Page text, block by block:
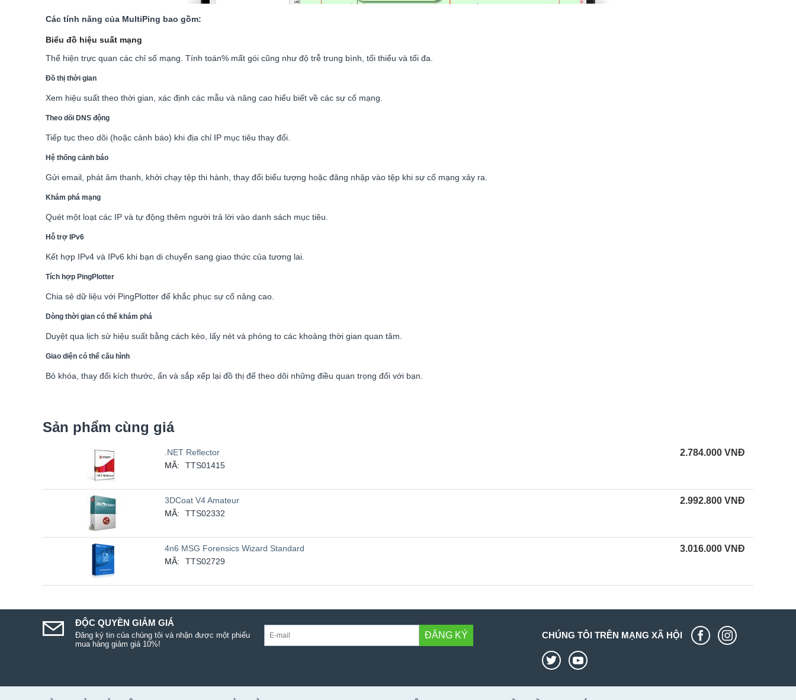
Các tính năng của MultiPing bao gồm:
Biểu đồ hiệu suất mạng
Thể hiện trực quan các chỉ số mạng. Tính toán% mất gói cũng như độ trễ trung bình, tối thiểu và tối đa.
Đồ thị thời gian
Xem hiệu suất theo thời gian, xác định các mẫu và nâng cao hiểu biết về các sự cố mạng.
Theo dõi DNS động
Tiếp tục theo dõi (hoặc cảnh báo) khi địa chỉ IP mục tiêu thay đổi.
Hệ thống cảnh báo
Gửi email, phát âm thanh, khởi chạy tệp thi hành, thay đổi biểu tượng hoặc đăng nhập vào tệp khi sự cố mạng xảy ra.
Khám phá mạng
Quét một loạt các IP và tự động thêm người trả lời vào danh sách mục tiêu.
Hỗ trợ IPv6
Kết hợp IPv4 và IPv6 khi bạn di chuyển sang giao thức của tương lai.
Tích hợp PingPlotter
Chia sẻ dữ liệu với PingPlotter để khắc phục sự cố nâng cao.
Dòng thời gian có thể khám phá
Duyệt qua lịch sử hiệu suất bằng cách kéo, lấy nét và phóng to các khoảng thời gian quan tâm.
Giao diện có thể cấu hình
Bỏ khóa, thay đổi kích thước, ẩn và sắp xếp lại đồ thị để theo dõi những điều quan trọng đối với bạn.
Sản phẩm cùng giá
.NET Reflector
MÃ:
TTS01415
2.784.000 VNĐ
3DCoat V4 Amateur
MÃ:
TTS02332
2.992.800 VNĐ
4n6 MSG Forensics Wizard Standard
MÃ:
TTS02729
3.016.000 VNĐ
ĐỘC QUYỀN GIẢM GIÁ
Đăng ký tin của chúng tôi và nhận được một phiếu
mua hàng giảm giá 10%!
ĐĂNG KÝ CHÚNG TÔI TRÊN MẠNG XÃ HỘI